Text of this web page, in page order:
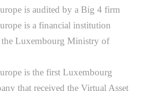
is audited by a Big 4 firm
is a financial institution
the Luxembourg Ministry of
is the first Luxembourg
that received the Virtual Asset